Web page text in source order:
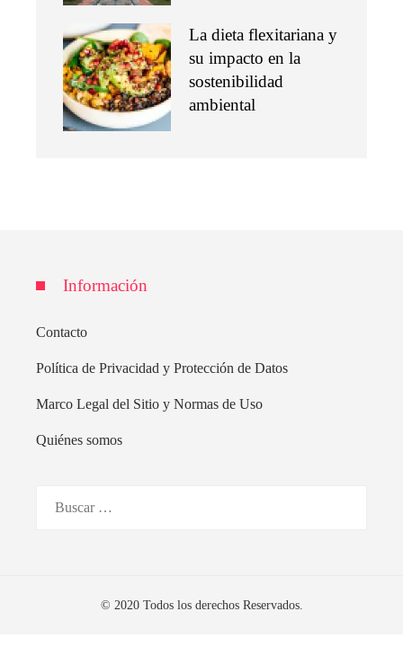
La dieta flexitariana y
su impacto en la
sostenibilidad
ambiental
Información
Contacto
Política de Privacidad y Protección de Datos
Marco Legal del Sitio y Normas de Uso
Quiénes somos
© 2020 Todos los derechos Reservados.